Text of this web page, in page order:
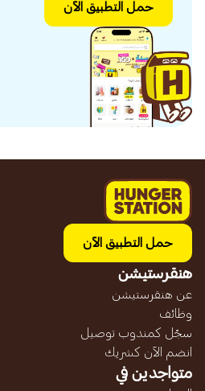
حمل التطبيق الآن
حمل التطبيق الآن
هنقرستيشن
عن هنقرستيشن
وظائف
سجّل كمندوب توصيل
انضم الآن كشريك
متواجدين في